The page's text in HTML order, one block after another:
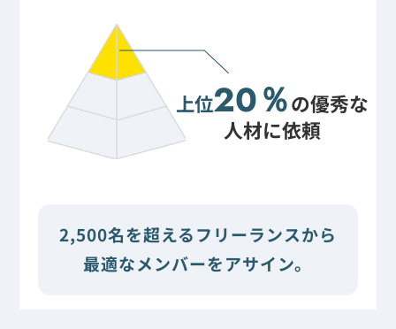
上位20％の優秀な
人材に依頼
2,500名を超えるフリーランスから
最適なメンバーをアサイン。